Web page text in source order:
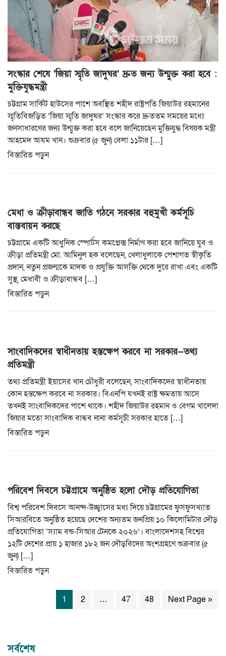
সংস্কার শেষে ‘জিয়া স্মৃতি জাদুঘর’ দ্রুত জন্য উন্মুক্ত করা হবে :
মুক্তিযুদ্ধমন্ত্রী
চট্টগ্রাম সার্কিট হাউসের পাশে অবস্থিত শহীদ রাষ্ট্রপতি জিয়াউর রহমানের
স্মৃতিবিজড়িত ‘জিয়া স্মৃতি জাদুঘর’ সংস্কার করে দ্রুততম সময়ের মধ্যে
জনসাধারণের জন্য উন্মুক্ত করা হবে বলে জানিয়েছেন মুক্তিযুদ্ধ বিষয়ক মন্ত্রী
আহমেদ আযম খান। শুক্রবার (৫ জুন) বেলা ১১টার […]
বিস্তারিত পড়ুন
মেধা ও ক্রীড়াবান্ধব জাতি গঠনে সরকার বহুমুখী কর্মসূচি
বাস্তবায়ন করছে
চট্টগ্রামে একটি আধুনিক স্পোর্টস কমপ্লেক্স নির্মাণ করা হবে জানিয়ে যুব ও
ক্রীড়া প্রতিমন্ত্রী মো. আমিনুল হক বলেছেন, খেলাধুলাকে পেশাগত স্বীকৃতি
প্রদান, নতুন প্রজন্মকে মাদক ও প্রযুক্তি আসক্তি থেকে দুরে রাখা এবং একটি
সুস্থ, মেধাবী ও ক্রীড়াবান্ধব […]
বিস্তারিত পড়ুন
সাংবাদিকদের স্বাধীনতায় হস্তক্ষেপ করবে না সরকার—তথ্য
প্রতিমন্ত্রী
তথ্য প্রতিমন্ত্রী ইয়াসের খান চৌধুরী বলেছেন, সাংবাদিকদের স্বাধীনতায়
কোন হস্তক্ষেপ করবে না সরকার। বিএনপি যখনই রাষ্ট্র ক্ষমতায় আসে
তখনই সাংবাদিকদের পাশে থাকে। শহীদ জিয়াউর রহমান ও বেগম খালেদা
জিয়ার মতো সাংবাদিক বান্ধব নানা কর্মসূচী সরকার হাতে […]
বিস্তারিত পড়ুন
পরিবেশ দিবসে চট্টগ্রামে অনুষ্ঠিত হলো দৌড় প্রতিযোগিতা
বিশ্ব পরিবেশ দিবসে আনন্দ-উচ্ছ্বাসের মধ্য দিয়ে চট্টগ্রামের ফুসফুসখ্যাত
সিআরবিতে অনুষ্ঠিত হয়েছে দেশের অন্যতম জনপ্রিয় ১০ কিলোমিটার দৌড়
প্রতিযোগিতা ‘স্যাম বন্ড-সিআর টেনকে ২০২৬’। বাংলাদেশসহ বিশ্বের
১২টি দেশের প্রায় ১ হাজার ১৮২ জন দৌড়বিদের অংশগ্রহণে শুক্রবার (৫
জুন) […]
বিস্তারিত পড়ুন
1 2 … 47 48 Next Page »
সর্বশেষ